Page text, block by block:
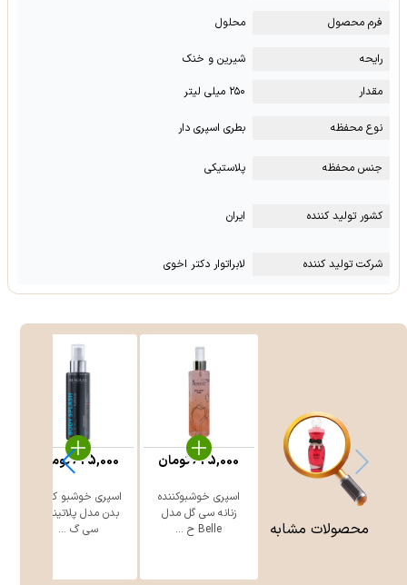
فرم محصول محلول
رایحه
شیرین و خنک
مقدار
۲۵۰ میلی لیتر
نوع محفظه بطری اسپری دار
جنس محفظه پلاستیکی
کشور تولید کننده ایران
شرکت تولید کننده لابراتوار دکتر اخوی
محصولات مشابه
اسپری خوشبوکننده
زنانه سی گل مدل
Belle ح ...
625,000تومان
اسپری خوشبو کننده
بدن مدل پلاتینیوم
سی گ ...
625,000تومان